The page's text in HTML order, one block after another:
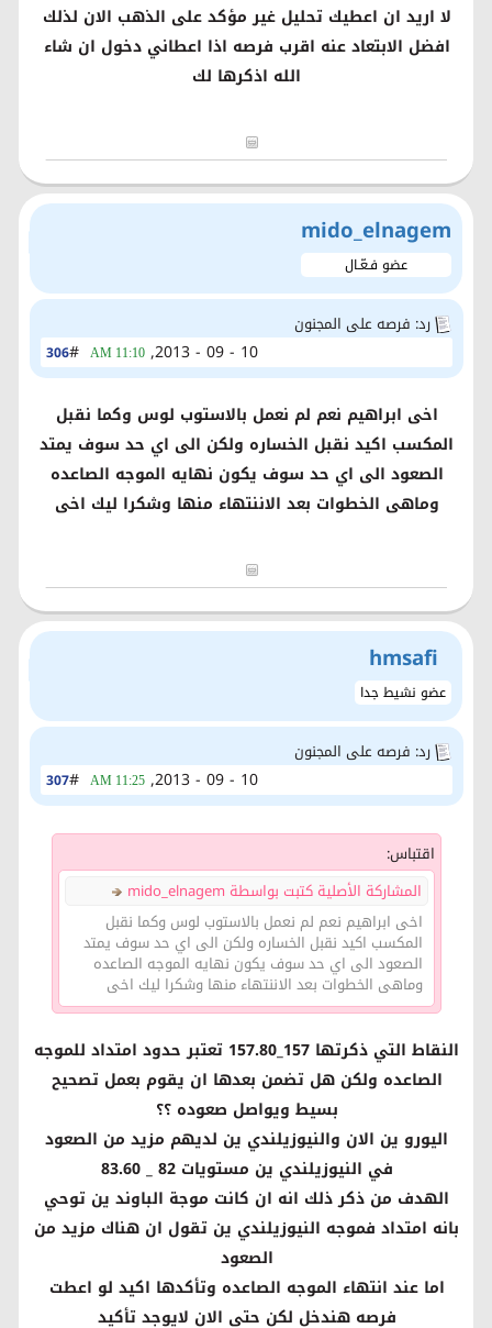
لا اريد ان اعطيك تحليل غير مؤكد على الذهب الان لذلك
افضل الابتعاد عنه اقرب فرصه اذا اعطاني دخول ان شاء
الله اذكرها لك
mido_elnagem
عضو فـعّـال
رد: فرصه على المجنون
306# 10 - 09 - 2013,
11:10 AM
اخى ابراهيم نعم لم نعمل بالاستوب لوس وكما نقبل
المكسب اكيد نقبل الخساره ولكن الى اي حد سوف يمتد
الصعود الى اي حد سوف يكون نهايه الموجه الصاعده
وماهى الخطوات بعد الاننتهاء منها وشكرا ليك اخى
hmsafi
عضو نشيط جدا
رد: فرصه على المجنون
307# 10 - 09 - 2013,
11:25 AM
اقتباس:
المشاركة الأصلية كتبت بواسطة mido_elnagem
اخى ابراهيم نعم لم نعمل بالاستوب لوس وكما نقبل
المكسب اكيد نقبل الخساره ولكن الى اي حد سوف يمتد
الصعود الى اي حد سوف يكون نهايه الموجه الصاعده
وماهى الخطوات بعد الاننتهاء منها وشكرا ليك اخى
النقاط التي ذكرتها 157_157.80 تعتبر حدود امتداد للموجه
الصاعده ولكن هل تضمن بعدها ان يقوم بعمل تصحيح
بسيط ويواصل صعوده ؟؟
اليورو ين الان والنيوزيلندي ين لديهم مزيد من الصعود
في النيوزيلندي ين مستويات 82 _ 83.60
الهدف من ذكر ذلك انه ان كانت موجة الباوند ين توحي
بانه امتداد فموجه النيوزيلندي ين تقول ان هناك مزيد من
الصعود
اما عند انتهاء الموجه الصاعده وتأكدها اكيد لو اعطت
فرصه هندخل لكن حتى الان لايوجد تأكيد